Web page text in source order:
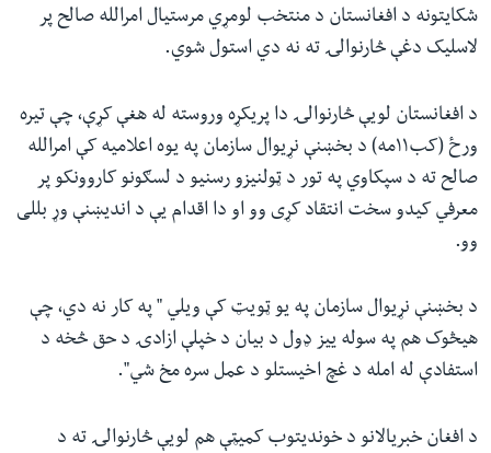
شکایتونه د افغانستان د منتخب لومړي مرستیال امرالله صالح پر
لاسلیک دغې څارنوالۍ ته نه دي استول شوي.
د افغانستان لویې څارنوالۍ دا پریکړه وروسته له هغې کړې، چې تیره
ورځ (کب۱۱مه) د بخښنې نړیوال سازمان په یوه اعلامیه کې امرالله
صالح ته د سپکاوي په تور د ټولنیزو رسنیو د لسګونو کاروونکو پر
معرفي کیدو سخت انتقاد کړی وو او دا اقدام یې د اندیښنې وړ بللی
وو.
د بخښنې نړیوال سازمان په یو ټویټ کې ویلي " په کار نه دي، چې
هیڅوک هم په سوله ییز ډول د بیان د خپلې ازادۍ د حق څخه د
استفادې له امله د غچ اخیستلو د عمل سره مخ شي".
د افغان خبریالانو د خوندیتوب کميټې هم لويې څارنوالۍ ته د